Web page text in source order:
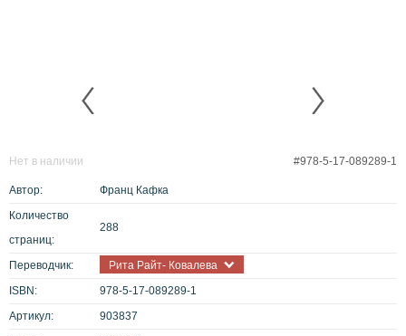
#978-5-17-089289-1
Нет в наличии
Автор:
Франц Кафка
Количество
страниц:
288
Переводчик:
Рита Райт- Ковалева
ISBN:
978-5-17-089289-1
Артикул:
903837